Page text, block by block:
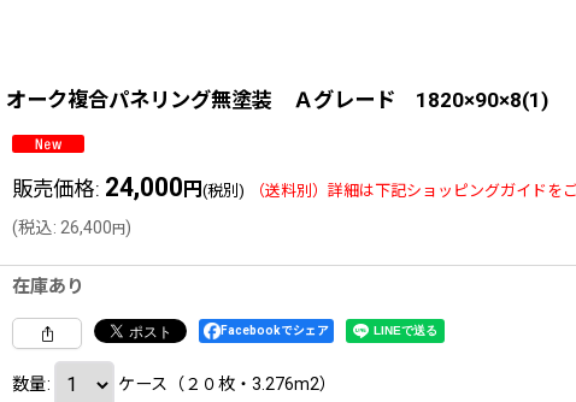
オーク複合パネリング無塗装 Ａグレード 1820×90×8(1)
販売価格: 24,000 円 (税別)
(税込: 26,400円)
在庫あり
Facebookでシェア
数量: ケース（２０枚・3.276m2）